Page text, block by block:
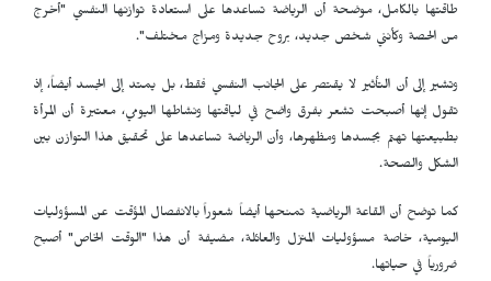
طاقتها بالكامل، موضحة أن الرياضة تساعدها على استعادة توازنها النفسي "أخرج
من الحصة وكأنني شخص جديد، بروح جديدة ومزاج مختلف".
وتشير إلى أن التأثير لا يقتصر على الجانب النفسي فقط، بل يمتد إلى الجسد أيضاً، إذ
تقول إنها أصبحت تشعر بفرق واضح في لياقتها ونشاطها اليومي، معتبرة أن المرأة
بطبيعتها تهتم بجسدها ومظهرها، وأن الرياضة تساعدها على تحقيق هذا التوازن بين
الشكل والصحة.
كما توضح أن القاعة الرياضية تمنحها أيضاً شعوراً بالانفصال المؤقت عن المسؤوليات
اليومية، خاصة مسؤوليات المنزل والعائلة، مضيفة أن هذا "الوقت الخاص" أصبح
ضرورياً في حياتها.